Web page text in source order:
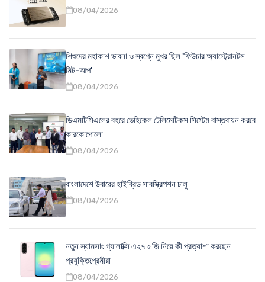
08/04/2026
শিশুদের মহাকাশ ভাবনা ও স্বপ্নে মুখর ছিল 'ফিউচার অ্যাস্ট্রোনটস
মিট-আপ'
08/04/2026
ডিএমটিসিএলের বহরে ভেহিকেল টেলিমেটিকস সিস্টেম বাস্তবায়ন করবে
কারকোপোলো
08/04/2026
বাংলাদেশে উবারের হাইব্রিড সাবস্ক্রিপশন চালু
08/04/2026
নতুন স্যামসাং গ্যালাক্সি এ২৭ ৫জি নিয়ে কী প্রত্যাশা করছেন
প্রযুক্তিপ্রেমীরা
08/04/2026